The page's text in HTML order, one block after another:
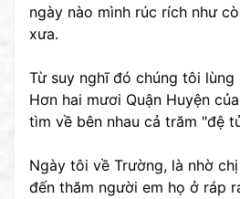
ngày nào mình rúc rích như
xưa.
Từ suy nghĩ đó chúng tôi lùng
Hơn hai mươi Quận Huyện
tìm về bên nhau cả trăm "đệ
Ngày tôi về Trường, là nhờ
đến thăm người em họ ở ráp